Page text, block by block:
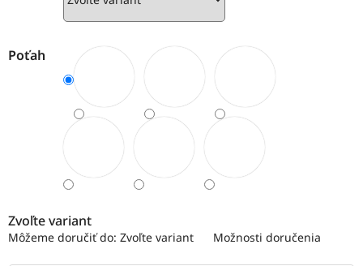
Poťah
Zvoľte variant
Môžeme doručiť do: Zvoľte variant Možnosti doručenia